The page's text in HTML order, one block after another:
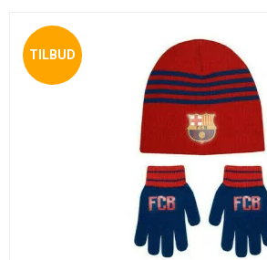
TILBUD